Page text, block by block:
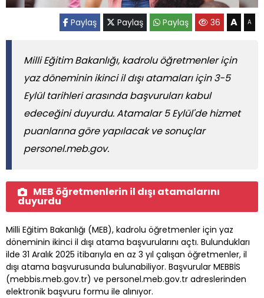
Paylaş Paylaş Paylaş 36 A A
Milli Eğitim Bakanlığı, kadrolu öğretmenler için
yaz döneminin ikinci il dışı atamaları için 3-5
Eylül tarihleri arasında başvuruları kabul
edeceğini duyurdu. Atamalar 5 Eylül'de hizmet
puanlarına göre yapılacak ve sonuçlar
personel.meb.gov.
MEB öğretmenlerin il dışı atamalarını
duyurdu
Milli Eğitim Bakanlığı (MEB), kadrolu öğretmenler için yaz
döneminin ikinci il dışı atama başvurularını açtı. Bulundukları
ilde 31 Aralık 2025 itibarıyla en az 3 yıl çalışan öğretmenler, il
dışı atama başvurusunda bulunabiliyor. Başvurular MEBBİS
(mebbis.meb.gov.tr) ve personel.meb.gov.tr adreslerinden
elektronik başvuru formu ile alınıyor.